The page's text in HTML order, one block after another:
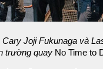
Cary Joji Fukunaga và
trường quay No Time to